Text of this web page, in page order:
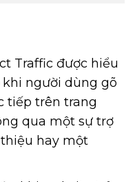
Traffic được hiểu
người dùng gõ
tiếp trên trang
qua một sự trợ
hay một